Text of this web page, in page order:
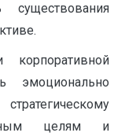
эмоционально
целям и